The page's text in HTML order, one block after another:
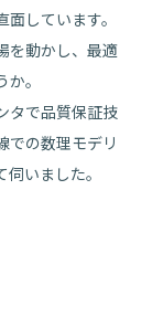
しています。
を動かし、最適
。
タで品質保証技
での数理モデリ
いました。